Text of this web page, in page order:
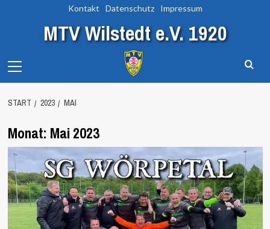
Kontakt Datenschutz Impressum
MTV Wilstedt e.V. 1920
Menu
START 2023 MAI
Monat: Mai 2023